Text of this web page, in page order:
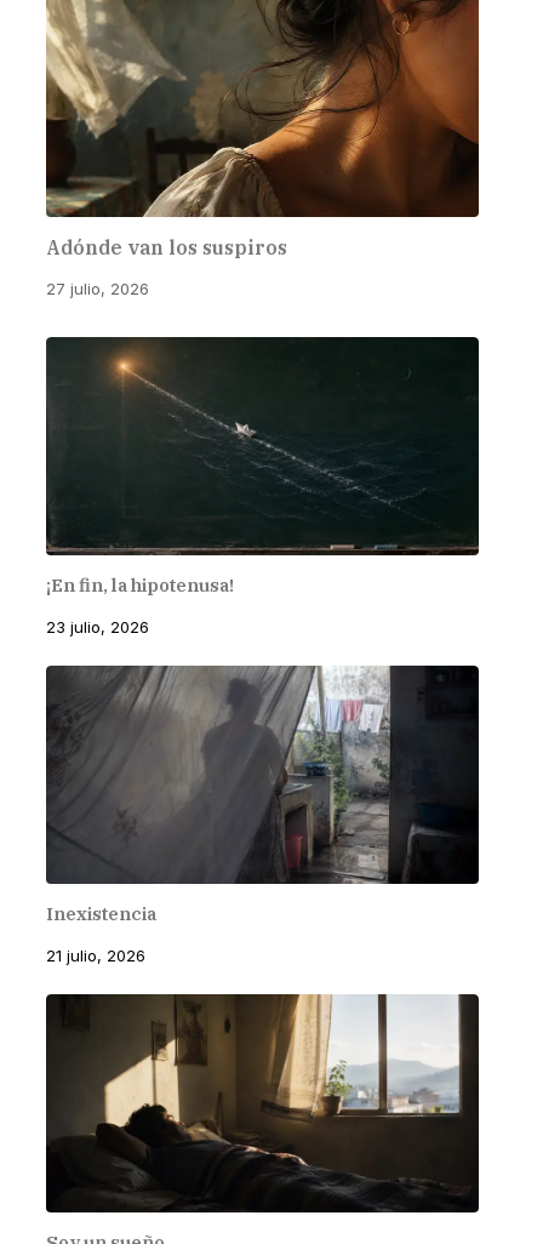
Adónde van los suspiros
27 julio, 2026
¡En fin, la hipotenusa!
23 julio, 2026
Inexistencia
21 julio, 2026